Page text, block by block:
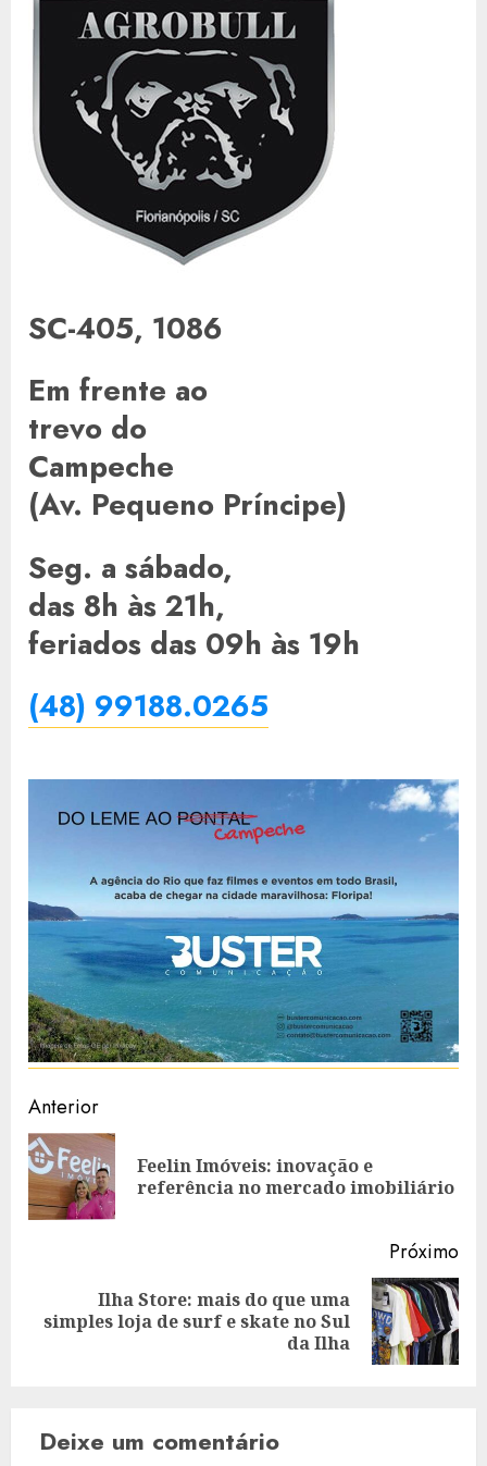
SC-405, 1086
Em frente ao
trevo do
Campeche
(Av. Pequeno Príncipe)
Seg. a sábado,
das 8h às 21h,
feriados das 09h às 19h
(48) 99188.0265
Navegação
de
artigos
Anterior
Feelin Imóveis: inovação e
referência no mercado imobiliário
Próximo
Artigo
Ilha Store: mais do que uma
simples loja de surf e skate no Sul
da Ilha
Deixe um comentário